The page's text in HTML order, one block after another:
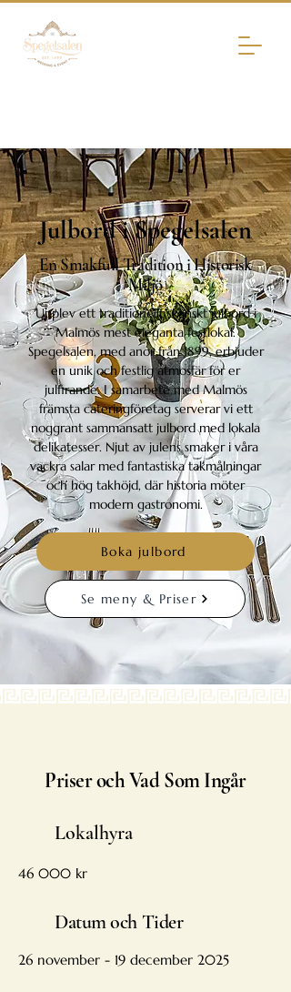
Julbord i Spegelsalen
En Smakfull Tradition i Historisk
Miljö
Upplev ett traditionellt skånskt julbord i
Malmös mest eleganta festlokal.
Spegelsalen, med anor från 1899, erbjuder
en unik och festlig atmosfär för er
julfirande. I samarbete med Malmös
främsta cateringföretag serverar vi ett
noggrant sammansatt julbord med lokala
delikatesser. Njut av julens smaker i våra
vackra salar med fantastiska takmålningar
och hög takhöjd, där historia möter
modern gastronomi.
Boka julbord
Se meny & Priser
Priser och Vad Som Ingår
Lokalhyra
46 000 kr
Datum och Tider
26 november - 19 december 2025